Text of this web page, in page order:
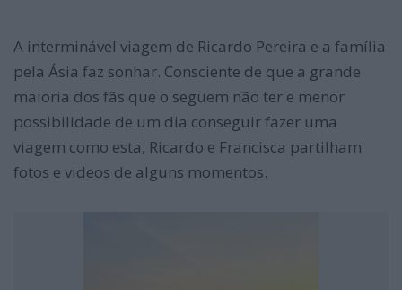
A interminável viagem de Ricardo Pereira e a família
pela Ásia faz sonhar. Consciente de que a grande
maioria dos fãs que o seguem não ter e menor
possibilidade de um dia conseguir fazer uma
viagem como esta, Ricardo e Francisca partilham
fotos e videos de alguns momentos.